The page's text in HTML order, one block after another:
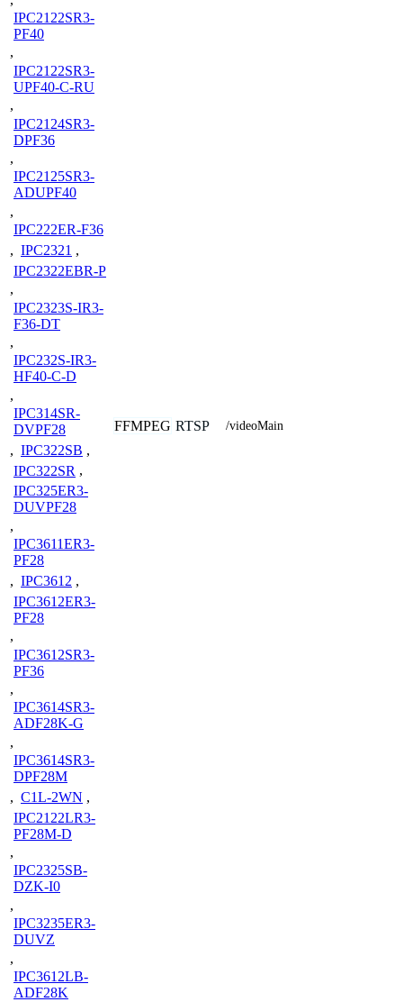
IPC2122SR3-
PF40
,
IPC2122SR3-
UPF40-C-RU
,
IPC2124SR3-
DPF36
,
IPC2125SR3-
ADUPF40
,
IPC222ER-F36
, IPC2321 ,
IPC2322EBR-P
,
IPC2323S-IR3-
F36-DT
,
IPC232S-IR3-
HF40-C-D
,
IPC314SR-
DVPF28
, IPC322SB ,
IPC322SR ,
IPC325ER3-
DUVPF28
,
IPC3611ER3-
PF28
, IPC3612 ,
IPC3612ER3-
PF28
,
IPC3612SR3-
PF36
,
IPC3614SR3-
ADF28K-G
,
IPC3614SR3-
DPF28M
, C1L-2WN ,
IPC2122LR3-
PF28M-D
,
IPC2325SB-
DZK-I0
,
IPC3235ER3-
DUVZ
,
IPC3612LB-
ADF28K
FFMPEG RTSP /videoMain